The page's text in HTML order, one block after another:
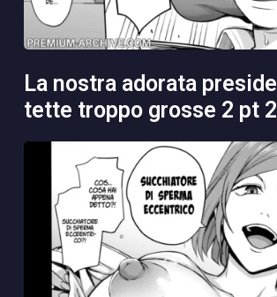
la nostra adorata presidente ha le
tette troppo grosse 2 pt 2